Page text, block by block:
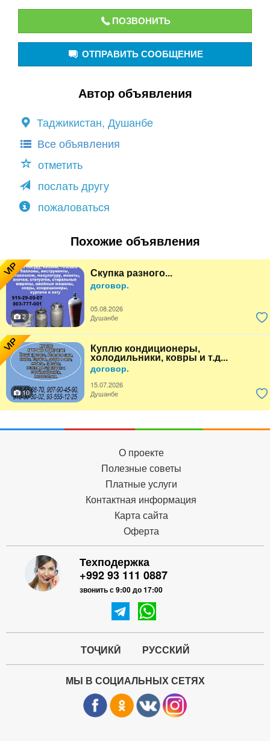
ПОЗВОНИТЬ
ОТПРАВИТЬ СООБЩЕНИЕ
Автор объявления
Таджикистан, Душанбе
Все объявления
отметить
послать другу
пожаловаться
Похожие объявления
VIP Скупка разного...
договор.
05.08.2026
2
Душанбе
VIP
Куплю кондиционеры,
холодильники, ковры и т.д...
договор.
15.07.2026
10
Душанбе
О проекте
Полезные советы
Платные услуги
Контактная информация
Карта сайта
Оферта
Техподержка
+992 93 111 0887
звонить с 9:00 до 17:00
ТОҶИКӢ РУССКИЙ
МЫ В СОЦИАЛЬНЫХ СЕТЯХ